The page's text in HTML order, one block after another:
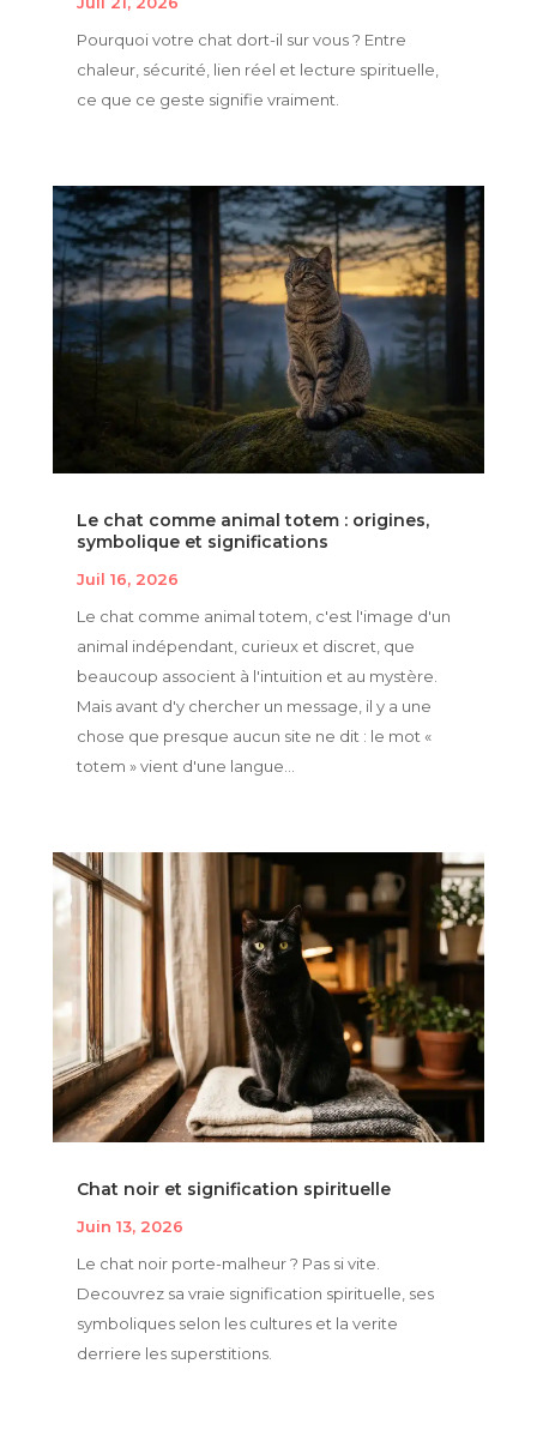
Pourquoi votre chat dort-il sur vous ? Entre
chaleur, sécurité, lien réel et lecture spirituelle,
ce que ce geste signifie vraiment.
Le chat comme animal totem : origines,
symbolique et significations
Juil 16, 2026
Le chat comme animal totem, c'est l'image d'un
animal indépendant, curieux et discret, que
beaucoup associent à l'intuition et au mystère.
Mais avant d'y chercher un message, il y a une
chose que presque aucun site ne dit : le mot «
totem » vient d'une langue...
Chat noir et signification spirituelle
Juin 13, 2026
Le chat noir porte-malheur ? Pas si vite.
Decouvrez sa vraie signification spirituelle, ses
symboliques selon les cultures et la verite
derriere les superstitions.